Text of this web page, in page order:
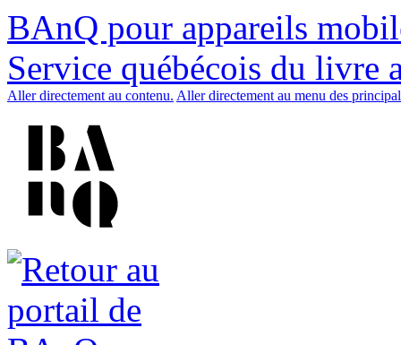
BAnQ pour appareils
Service québécois du livre
Aller directement au contenu. Aller directement au menu des